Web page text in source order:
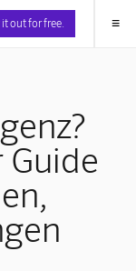
it out for free. ≡
Guide